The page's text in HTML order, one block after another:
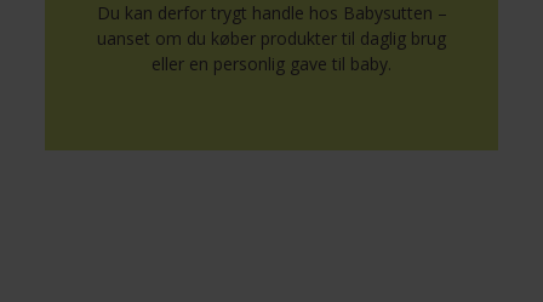
Du kan derfor trygt handle hos Babysutten –
uanset om du køber produkter til daglig brug
eller en personlig gave til baby.